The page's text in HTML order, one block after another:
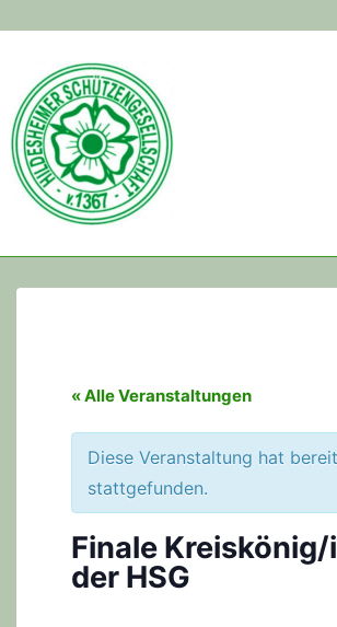
Main
Content
« Alle Veranstaltungen
Diese Veranstaltung hat
stattgefunden.
Finale Kreiskönig/
der HSG